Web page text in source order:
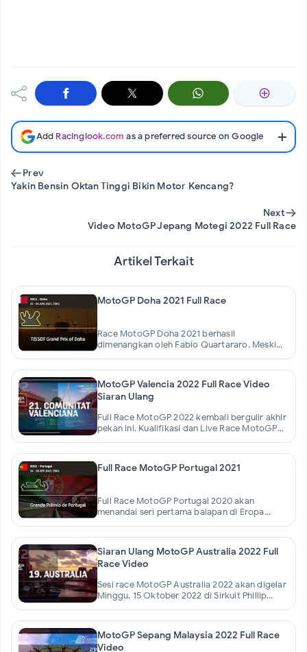
Add Racinglook.com as a preferred source on Google +
Prev
Previous article:
Yakin Bensin Oktan Tinggi Bikin Motor Kencang?
Next
Video MotoGP Jepang Motegi 2022 Full Race
Artikel Terkait
MotoGP Doha 2021 Full Race
Race MotoGP Doha 2021 berhasil
dimenangkan oleh Fabio Quartararo. Meski
MotoGP Valencia 2022 Full Race Video
Siaran Ulang
Full Race MotoGP 2022 kembali bergulir akhir
pekan ini. Kualifikasi dan Live Race MotoGP
Full Race MotoGP Portugal 2021
Full Race MotoGP Portugal 2020 akan
menandai seri pertama balapan di Eropa
Siaran Ulang MotoGP Australia 2022 Full
Race Video
Sesi race MotoGP Australia 2022 akan digelar
Minggu, 15 Oktober 2022 di Sirkuit Phillip
MotoGP Sepang Malaysia 2022 Full Race
Video